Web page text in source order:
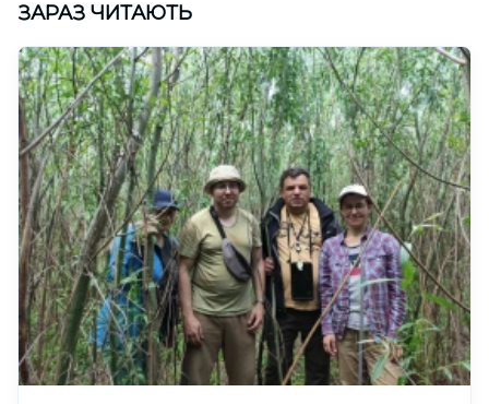
ЗАРАЗ ЧИТАЮТЬ